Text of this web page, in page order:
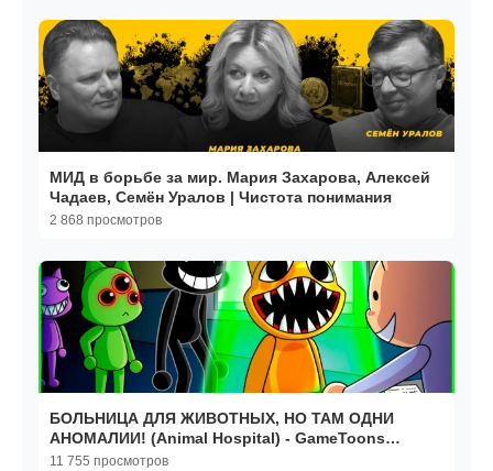
МИД в борьбе за мир. Мария Захарова, Алексей
Чадаев, Семён Уралов | Чистота понимания
2 868 просмотров
БОЛЬНИЦА ДЛЯ ЖИВОТНЫХ, НО ТАМ ОДНИ
АНОМАЛИИ! (Animal Hospital) - GameToons
Анимация | fReelaN SHOW
11 755 просмотров